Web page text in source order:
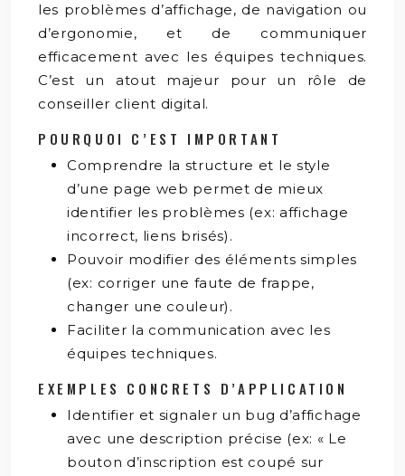
les problèmes d’affichage, de navigation ou
d’ergonomie, et de communiquer
efficacement avec les équipes techniques.
C’est un atout majeur pour un rôle de
conseiller client digital.
POURQUOI C’EST IMPORTANT
Comprendre la structure et le style
d’une page web permet de mieux
identifier les problèmes (ex: affichage
incorrect, liens brisés).
Pouvoir modifier des éléments simples
(ex: corriger une faute de frappe,
changer une couleur).
Faciliter la communication avec les
équipes techniques.
EXEMPLES CONCRETS D’APPLICATION
Identifier et signaler un bug d’affichage
avec une description précise (ex: « Le
bouton d’inscription est coupé sur